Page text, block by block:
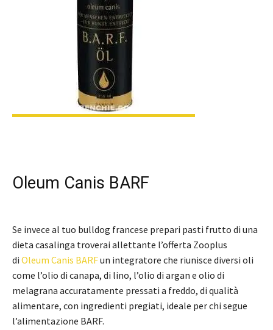
Oleum Canis BARF
Se invece al tuo bulldog francese prepari pasti frutto di una
dieta casalinga troverai allettante l’offerta Zooplus
di Oleum Canis BARFun integratore che riunisce diversi oli
come l’olio di canapa, di lino, l’olio di argan e olio di
melagrana accuratamente pressati a freddo, di qualità
alimentare, con ingredienti pregiati, ideale per chi segue
l’alimentazione BARF.